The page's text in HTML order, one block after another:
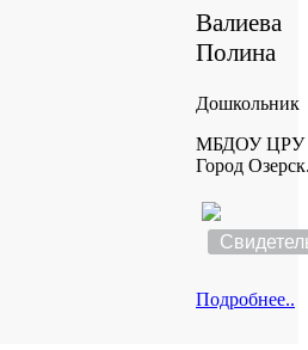
Валиева
Полина
Дошкольник
МБДОУ ЦРУ
Город
Подробнее..